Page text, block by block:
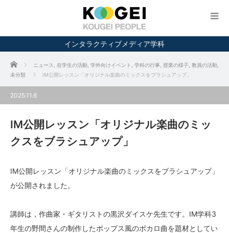
インタラクティブメディア学科
ホーム ニュース 在学生の活動 学外向けイベント 学科の行事 授業の様子 教員の活動
未分類
IM公開レッスン「オリジナル楽曲のミックスをブラシュアップ」
2025.11.6
IM公開レッスン「オリジナル楽曲のミッ
クスをブラシュアップ」
IM公開レッスン「オリジナル楽曲のミックスをブラシュアップ」
が公開されました。
講師は，作曲家・ギタリストの黒沢ダイスケ先生です。IM学科3
年生の野間さんの制作したポップス風のボカロ曲を題材としてい